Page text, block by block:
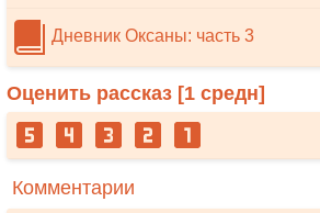
Дневник Оксаны: часть 3
Оценить рассказ [1 средн]
Комментарии